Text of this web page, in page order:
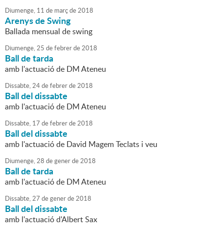
Diumenge, 11 de marçde2018
Arenys de Swing
Ballada mensual de swing
Diumenge,25 defebrerde2018
Ball de tarda
amb l'actuació de DM Ateneu
Dissabte,24defebrerde2018
Ball del dissabte
amb l'actuació de DM Ateneu
Dissabte, 17 defebrerde2018
Ball del dissabte
amb l'actuació de David Magem Teclats i veu
Diumenge,28 degenerde2018
Ball de tarda
amb l'actuació de DM Ateneu
Dissabte,27 degenerde2018
Ball del dissabte
amb l'actuació d'Albert Sax